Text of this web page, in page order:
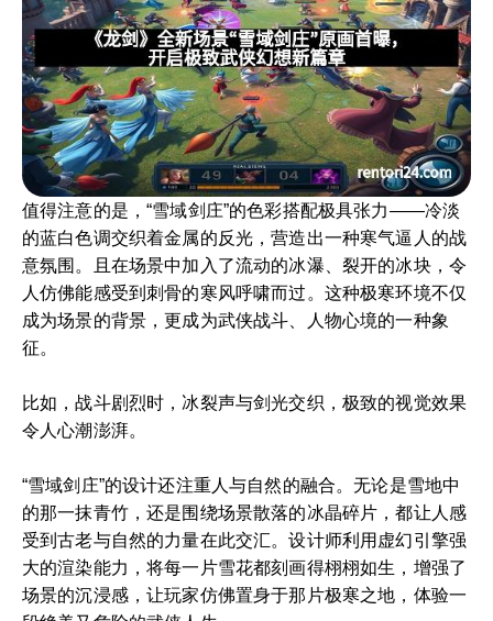
值得注意的是，“雪域剑庄”的色彩搭配极具张力——冷淡
的蓝白色调交织着金属的反光，营造出一种寒气逼人的战
意氛围。且在场景中加入了流动的冰瀑、裂开的冰块，令
人仿佛能感受到刺骨的寒风呼啸而过。这种极寒环境不仅
成为场景的背景，更成为武侠战斗、人物心境的一种象
征。
比如，战斗剧烈时，冰裂声与剑光交织，极致的视觉效果
令人心潮澎湃。
“雪域剑庄”的设计还注重人与自然的融合。无论是雪地中
的那一抹青竹，还是围绕场景散落的冰晶碎片，都让人感
受到古老与自然的力量在此交汇。设计师利用虚幻引擎强
大的渲染能力，将每一片雪花都刻画得栩栩如生，增强了
场景的沉浸感，让玩家仿佛置身于那片极寒之地，体验一